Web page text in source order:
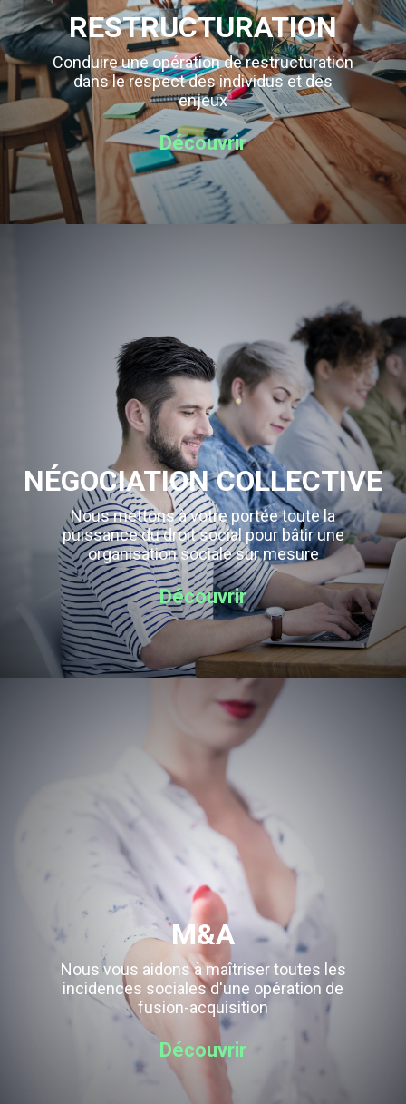
RESTRUCTURATION
Conduire une opération de restructuration
dans le respect des individus et des
enjeux
Découvrir
NÉGOCIATION COLLECTIVE
Nous mettons à votre portée toute la
puissance du droit social pour bâtir une
organisation sociale sur mesure
Découvrir
M&A
Nous vous aidons à maîtriser toutes les
incidences sociales d'une opération de
fusion-acquisition
Découvrir